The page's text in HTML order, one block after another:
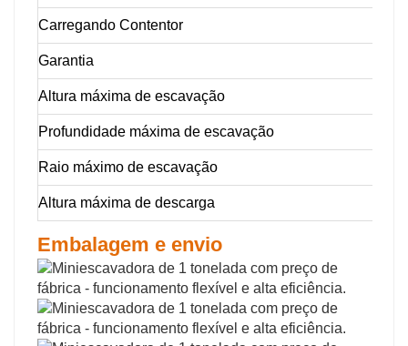
Carregando Contentor
Garantia
Altura máxima de escavação
Profundidade máxima de escavação
Raio máximo de escavação
Altura máxima de descarga
Embalagem e envio